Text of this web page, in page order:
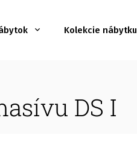
Kolekcie nábytku
DS I